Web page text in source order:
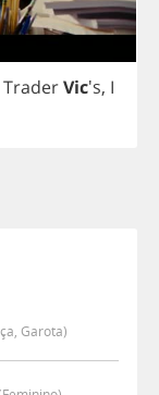
TraderVic's, I
Garota)